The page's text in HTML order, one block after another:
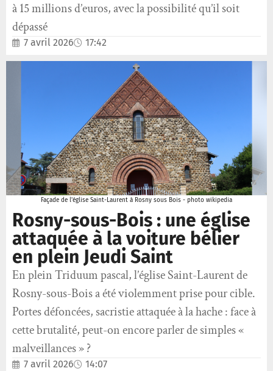
à 15 millions d’euros, avec la possibilité qu’il soit
dépassé
7 avril 2026 17:42
Façade de l'église Saint-Laurent à Rosny sous Bois - photo wikipedia
Rosny-sous-Bois : une église
attaquée à la voiture bélier
en plein Jeudi Saint
En plein Triduum pascal, l’église Saint-Laurent de
Rosny-sous-Bois a été violemment prise pour cible.
Portes défoncées, sacristie attaquée à la hache : face à
cette brutalité, peut-on encore parler de simples «
malveillances » ?
7 avril 2026 14:07